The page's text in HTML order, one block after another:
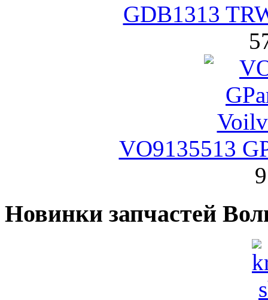
GDB1313
VO9135513
Новинки запчастей